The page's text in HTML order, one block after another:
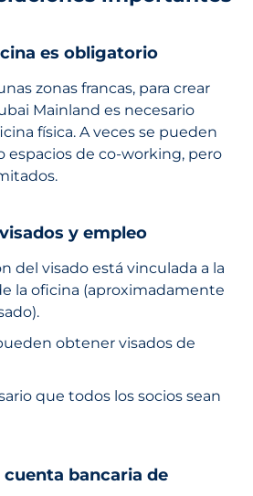
es obligatorio
zonas francas, para crear
Mainland es necesario
física. A veces se pueden
espacios de co-working, pero
y empleo
del visado está vinculada a la
la oficina (aproximadamente
obtener visados de
que todos los socios sean
bancaria de